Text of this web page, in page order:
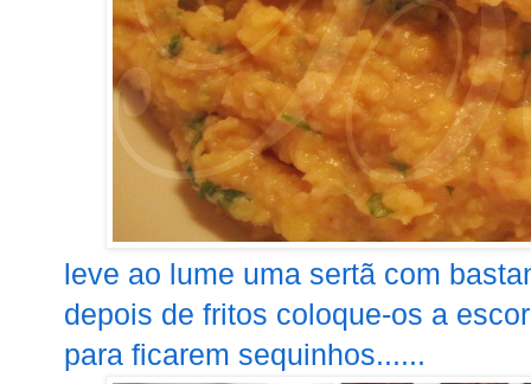
leve ao lume uma sertã com
depois de fritos coloque-os a
para ficarem sequinhos......